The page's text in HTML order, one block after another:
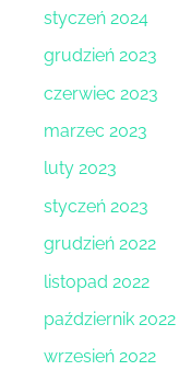
styczeń 2024
grudzień 2023
czerwiec 2023
marzec 2023
luty 2023
styczeń 2023
grudzień 2022
listopad 2022
październik 2022
wrzesień 2022